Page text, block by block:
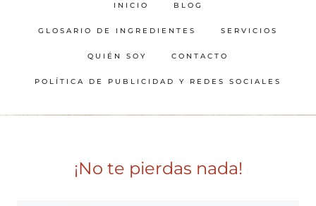
INICIO BLOG
GLOSARIO DE INGREDIENTES SERVICIOS
QUIÉN SOY CONTACTO
POLÍTICA DE PUBLICIDAD Y REDES SOCIALES
¡No te pierdas nada!